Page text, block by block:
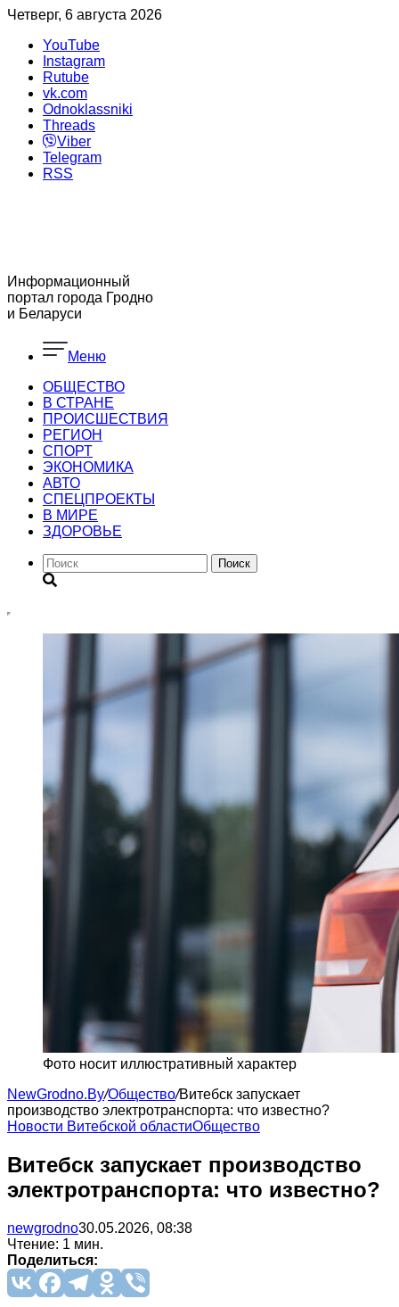
Четверг, 6 августа 2026
YouTube
Instagram
Rutube
vk.com
Odnoklassniki
Threads
Viber
Telegram
RSS
Информационный
портал города Гродно
и Беларуси
Меню
ОБЩЕСТВО
В СТРАНЕ
ПРОИСШЕСТВИЯ
РЕГИОН
CПОРТ
ЭКОНОМИКА
АВТО
СПЕЦПРОЕКТЫ
В МИРЕ
ЗДОРОВЬЕ
Поиск
Фото носит иллюстративный характер
NewGrodno.By/Общество/Витебск запускает
производство электротранспорта: что известно?
Новости Витебской областиОбщество
Витебск запускает производство
электротранспорта: что известно?
newgrodno30.05.2026, 08:38
Чтение: 1 мин.
Поделиться: